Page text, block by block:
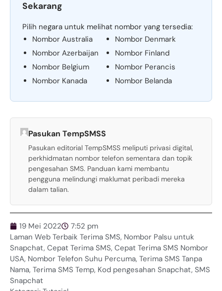
Sekarang
Pilih negara untuk melihat nombor yang tersedia:
Nombor Australia
Nombor Azerbaijan
Nombor Belgium
Nombor Kanada
Nombor Denmark
Nombor Finland
Nombor Perancis
Nombor Belanda
Pasukan TempSMSS
Pasukan editorial TempSMSS meliputi privasi digital,
perkhidmatan nombor telefon sementara dan topik
pengesahan SMS. Panduan kami membantu
pengguna melindungi maklumat peribadi mereka
dalam talian.
19 Mei 2022
7:52 pm
Laman Web Terbaik Terima SMS, Nombor Palsu untuk
Snapchat, Cepat Terima SMS, Cepat Terima SMS Nombor
USA, Nombor Telefon Suhu Percuma, Terima SMS Tanpa
Nama, Terima SMS Temp, Kod pengesahan Snapchat, SMS
Snapchat